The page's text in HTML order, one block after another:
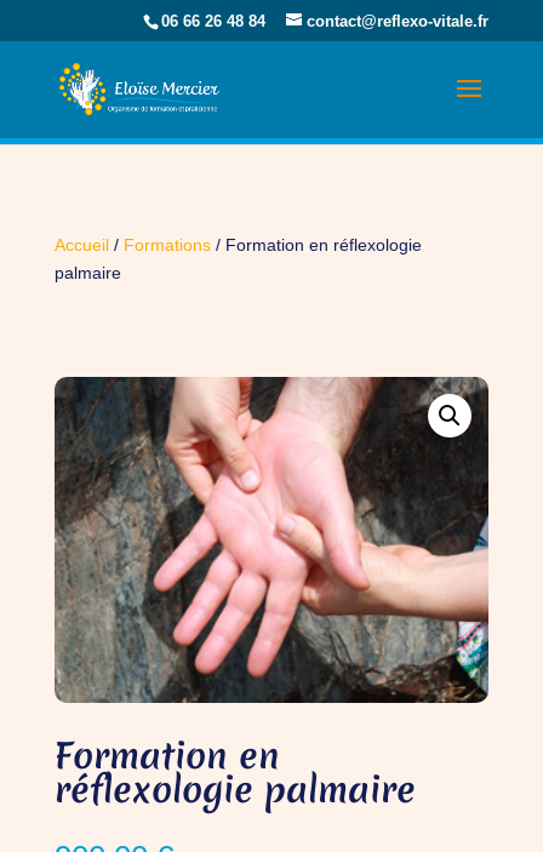
06 66 26 48 84 contact@reflexo-vitale.fr
Accueil/ Formations/ Formation en réflexologie
palmaire
Formation en
réflexologie palmaire